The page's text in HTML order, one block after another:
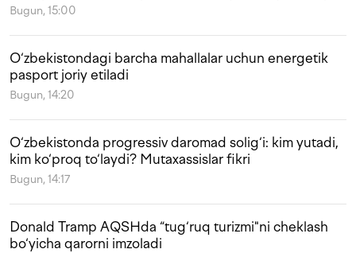
Bugun, 15:00
O‘zbekistondagi barcha mahallalar uchun energetik
pasport joriy etiladi
Bugun, 14:20
O‘zbekistonda progressiv daromad solig‘i: kim yutadi,
kim ko‘proq to‘laydi? Mutaxassislar fikri
Bugun, 14:17
Donald Tramp AQSHda “tug‘ruq turizmi"ni cheklash
bo‘yicha qarorni imzoladi